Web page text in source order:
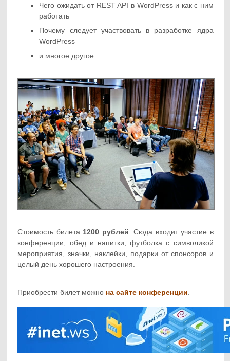
Чего ожидать от REST API в WordPress и как с ним
работать
Почему следует участвовать в разработке ядра
WordPress
и многое другое
Стоимость билета 1200 рублей . Сюда входит участие в
конференции, обед и напитки, футболка с символикой
мероприятия, значки, наклейки, подарки от спонсоров и
целый день хорошего настроения.
Приобрести билет можно на сайте конференции